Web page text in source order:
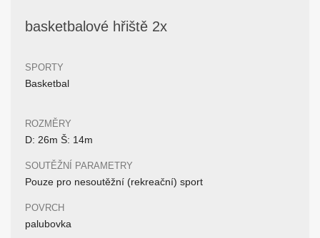
basketbalové hřiště 2x
SPORTY
Basketbal
ROZMĚRY
D: 26m Š: 14m
SOUTĚŽNÍ PARAMETRY
Pouze pro nesoutěžní (rekreační) sport
POVRCH
palubovka